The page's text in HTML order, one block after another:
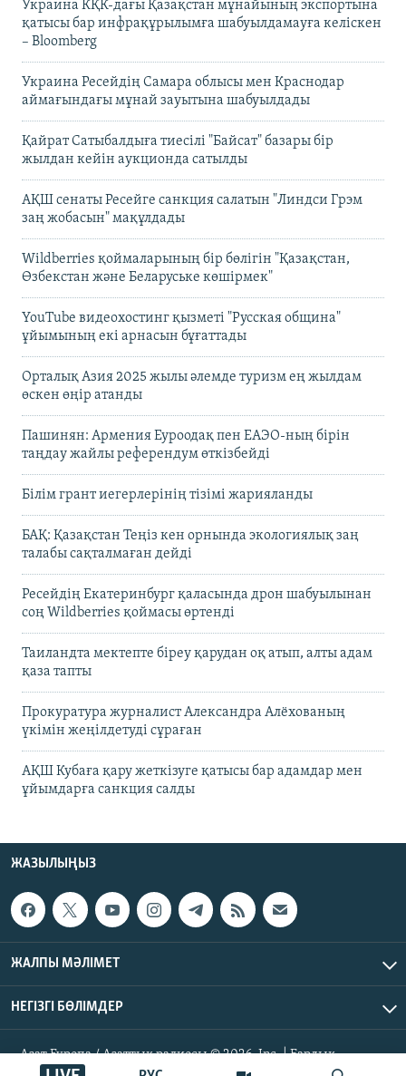
Украина КҚК-дағы Қазақстан мұнайының экспортына
қатысы бар инфрақұрылымға шабуылдамауға келіскен
– Bloomberg
Украина Ресейдің Самара облысы мен Краснодар
аймағындағы мұнай зауытына шабуылдады
Қайрат Сатыбалдыға тиесілі "Байсат" базары бір
жылдан кейін аукционда сатылды
АҚШ сенаты Ресейге санкция салатын "Линдси Грэм
заң жобасын" мақұлдады
Wildberries қоймаларының бір бөлігін "Қазақстан,
Өзбекстан және Беларуське көшірмек"
YouTube видеохостинг қызметі "Русская община"
ұйымының екі арнасын бұғаттады
Орталық Азия 2025 жылы әлемде туризм ең жылдам
өскен өңір атанды
Пашинян: Армения Еуроодақ пен ЕАЭО-ның бірін
таңдау жайлы референдум өткізбейді
Білім грант иегерлерінің тізімі жарияланды
БАҚ: Қазақстан Теңіз кен орнында экологиялық заң
талабы сақталмаған дейді
Ресейдің Екатеринбург қаласында дрон шабуылынан
соң Wildberries қоймасы өртенді
Таиландта мектепте біреу қарудан оқ атып, алты адам
қаза тапты
Прокуратура журналист Александра Алёхованың
үкімін жеңілдетуді сұраған
АҚШ Кубаға қару жеткізуге қатысы бар адамдар мен
ұйымдарға санкция салды
ЖАЗЫЛЫҢЫЗ
ЖАЛПЫ МӘЛІМЕТ
НЕГІЗГІ БӨЛІМДЕР
Азат Еуропа / Азаттық радиосы © 2026, Inc. | Барлық
құқықтары қорғалған